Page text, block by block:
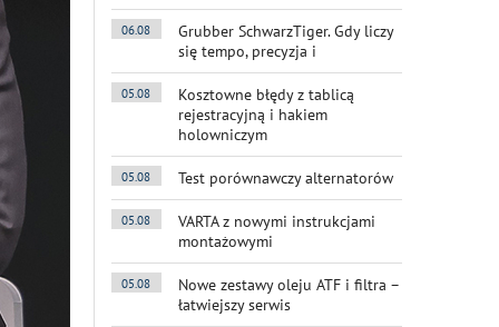
06.08
Grubber SchwarzTiger. Gdy liczy
się tempo, precyzja i
05.08
Kosztowne błędy z tablicą
rejestracyjną i hakiem
holowniczym
05.08 Test porównawczy alternatorów
05.08
VARTA z nowymi instrukcjami
montażowymi
05.08
Nowe zestawy oleju ATF i filtra –
łatwiejszy serwis